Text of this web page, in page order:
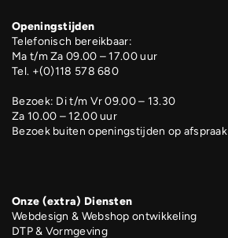
Openingstijden
Telefonisch bereikbaar:
Ma t/m Za 09.00 – 17.00 uur
Tel. +(0)118 578 680
Bezoek: Di t/m Vr 09.00 – 13.30
Za 10.00 – 12.00 uur
Bezoek buiten openingstijden op afspraak
Onze (extra) Diensten
Webdesign & Webshop ontwikkeling
DTP & Vormgeving